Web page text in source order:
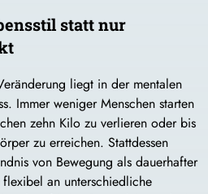
statt nur
liegt in der mentalen
Immer weniger Menschen starten
zehn Kilo zu verlieren oder bis
zu erreichen. Stattdessen
von Bewegung als dauerhafter
an unterschiedliche